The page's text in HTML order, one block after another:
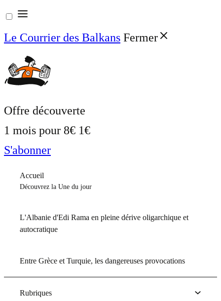
Aller
au
contenu
Le Courrier des Balkans Fermer
Offre découverte
1 mois pour 8€ 1€
S'abonner
Accueil
Découvrez la Une du jour
L'Albanie d'Edi Rama en pleine dérive oligarchique et
autocratique
Entre Grèce et Turquie, les dangereuses provocations
Rubriques